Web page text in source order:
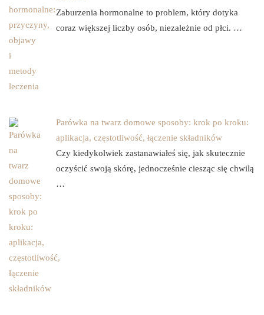
Zaburzenia hormonalne to problem, który dotyka
coraz większej liczby osób, niezależnie od płci. …
Parówka na twarz domowe sposoby: krok po kroku:
aplikacja, częstotliwość, łączenie składników
Czy kiedykolwiek zastanawiałeś się, jak skutecznie
oczyścić swoją skórę, jednocześnie ciesząc się chwilą
…